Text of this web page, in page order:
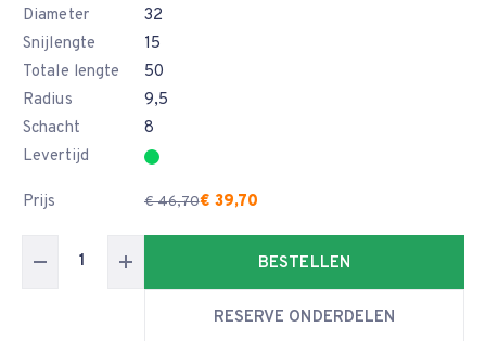
Diameter
32
Snijlengte
15
Totale lengte
50
Radius
9,5
Schacht
8
Levertijd
Prijs € 46,70€ 39,70
BESTELLEN
RESERVE ONDERDELEN